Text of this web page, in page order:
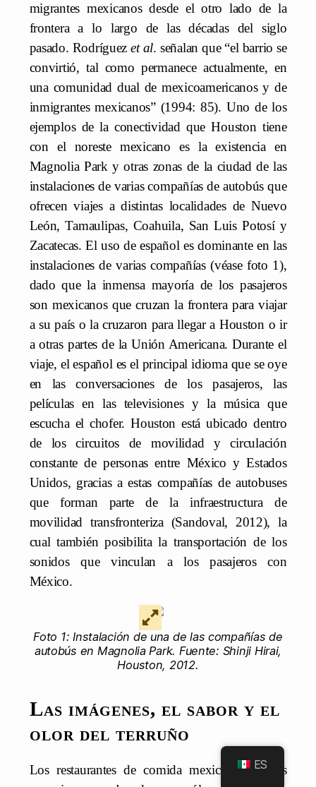
migrantes mexicanos desde el otro lado de la
frontera a lo largo de las décadas del siglo
pasado. Rodríguezet al. señalan que “el barrio se
convirtió, tal como permanece actualmente, en
una comunidad dual de mexicoamericanos y de
inmigrantes mexicanos” (1994: 85). Uno de los
ejemplos de la conectividad que Houston tiene
con el noreste mexicano es la existencia en
Magnolia Park y otras zonas de la ciudad de las
instalaciones de varias compañías de autobús que
ofrecen viajes a distintas localidades de Nuevo
León, Tamaulipas, Coahuila, San Luis Potosí y
Zacatecas. El uso de español es dominante en las
instalaciones de varias compañías (véase foto 1),
dado que la inmensa mayoría de los pasajeros
son mexicanos que cruzan la frontera para viajar
a su país o la cruzaron para llegar a Houston o ir
a otras partes de la Unión Americana. Durante el
viaje, el español es el principal idioma que se oye
en las conversaciones de los pasajeros, las
películas en las televisiones y la música que
escucha el chofer. Houston está ubicado dentro
de los circuitos de movilidad y circulación
constante de personas entre México y Estados
Unidos, gracias a estas compañías de autobuses
que forman parte de la infraestructura de
movilidad transfronteriza (Sandoval, 2012), la
cual también posibilita la transportación de los
sonidos que vinculan a los pasajeros con
México.
Foto 1: Instalación de una de las compañías de
autobús en Magnolia Park. Fuente: Shinji Hirai,
Houston, 2012.
Las imágenes, el sabor y el
olor del terruño
Los restaurantes de comida mexicana son los
ES